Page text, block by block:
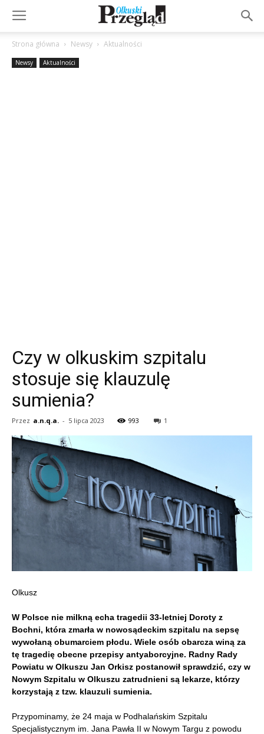
Strona główna Newsy Aktualności
Newsy Aktualności
Czy w olkuskim szpitalu
stosuje się klauzulę
sumienia?
Przez a.n.q.a. - 5 lipca 2023 993 1
Olkusz
W Polsce nie milkną echa tragedii 33-letniej Doroty z
Bochni, która zmarła w nowosądeckim szpitalu na sepsę
wywołaną obumarciem płodu. Wiele osób obarcza winą za
tę tragedię obecne przepisy antyaborcyjne. Radny Rady
Powiatu w Olkuszu Jan Orkisz postanowił sprawdzić, czy w
Nowym Szpitalu w Olkuszu zatrudnieni są lekarze, którzy
korzystają z tzw. klauzuli sumienia.
Przypominamy, że 24 maja w Podhalańskim Szpitalu
Specjalistycznym im. Jana Pawła II w Nowym Targu z powodu